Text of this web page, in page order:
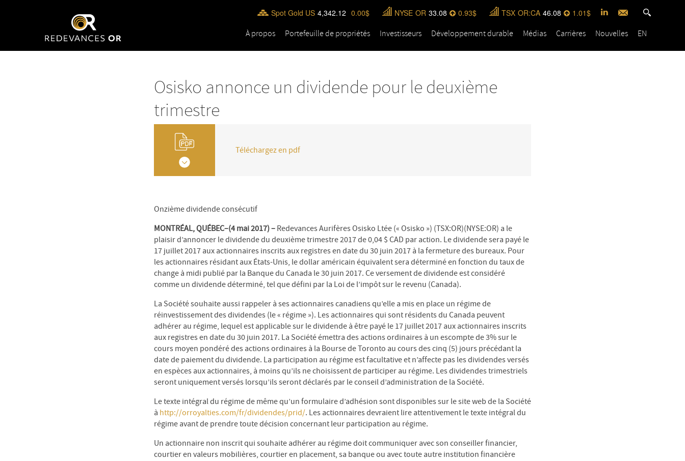
Spot Gold US 4,342.12 0.00 NYSE OR 33.08 0.93 TSX OR:CA 46.08 1.01
À propos Portefeuille de propriétés Investisseurs Développement durable Médias Carrières Nouvelles EN
Osisko annonce un dividende pour le deuxième
trimestre
Téléchargez en pdf
Onzième dividende consécutif
MONTRÉAL, QUÉBEC–(4 mai 2017) – Redevances Aurifères Osisko Ltée (« Osisko ») (TSX:OR)(NYSE:OR) a le
plaisir d’annoncer le dividende du deuxième trimestre 2017 de 0,04 $ CAD par action. Le dividende sera payé le
17 juillet 2017 aux actionnaires inscrits aux registres en date du 30 juin 2017 à la fermeture des bureaux. Pour
les actionnaires résidant aux États-Unis, le dollar américain équivalent sera déterminé en fonction du taux de
change à midi publié par la Banque du Canada le 30 juin 2017. Ce versement de dividende est considéré
comme un dividende déterminé, tel que défini par la Loi de l’impôt sur le revenu (Canada).
La Société souhaite aussi rappeler à ses actionnaires canadiens qu’elle a mis en place un régime de
réinvestissement des dividendes (le « régime »). Les actionnaires qui sont résidents du Canada peuvent
adhérer au régime, lequel est applicable sur le dividende à être payé le 17 juillet 2017 aux actionnaires inscrits
aux registres en date du 30 juin 2017. La Société émettra des actions ordinaires à un escompte de 3% sur le
cours moyen pondéré des actions ordinaires à la Bourse de Toronto au cours des cinq (5) jours précédant la
date de paiement du dividende. La participation au régime est facultative et n’affecte pas les dividendes versés
en espèces aux actionnaires, à moins qu’ils ne choisissent de participer au régime. Les dividendes trimestriels
seront uniquement versés lorsqu’ils seront déclarés par le conseil d’administration de la Société.
Le texte intégral du régime de même qu’un formulaire d’adhésion sont disponibles sur le site web de la Société
à http://orroyalties.com/fr/dividendes/prid/. Les actionnaires devraient lire attentivement le texte intégral du
régime avant de prendre toute décision concernant leur participation au régime.
Un actionnaire non inscrit qui souhaite adhérer au régime doit communiquer avec son conseiller financier,
courtier en valeurs mobilières, courtier en placement, sa banque ou avec toute autre institution financière